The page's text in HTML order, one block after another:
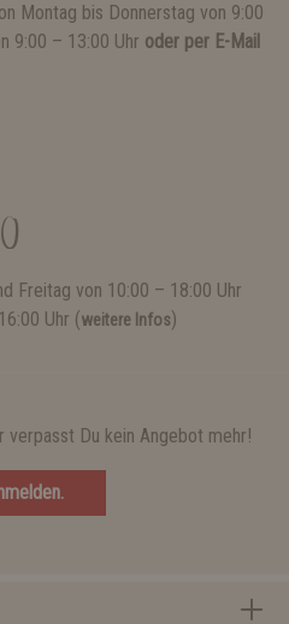
Montag bis Donnerstag von 9:00
9:00 – 13:00 Uhr oder per E-Mail
Freitag von 10:00 – 18:00 Uhr
Uhr (weitere Infos)
verpasst Du kein Angebot mehr!